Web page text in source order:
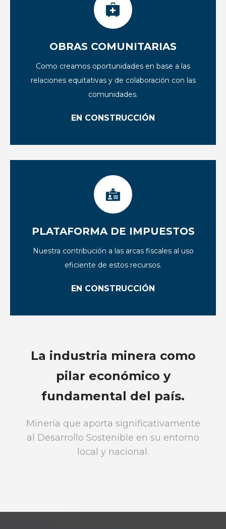
OBRAS COMUNITARIAS
Como creamos oportunidades en base a las
relaciones equitativas y de colaboración con las
comunidades.
EN CONSTRUCCIÓN
PLATAFORMA DE IMPUESTOS
Nuestra contribución a las arcas fiscales al uso
eficiente de estos recursos.
EN CONSTRUCCIÓN
La industria minera como
pilar económico y
fundamental del país.
Minería que aporta significativamente
al Desarrollo Sostenible en su entorno
local y nacional.